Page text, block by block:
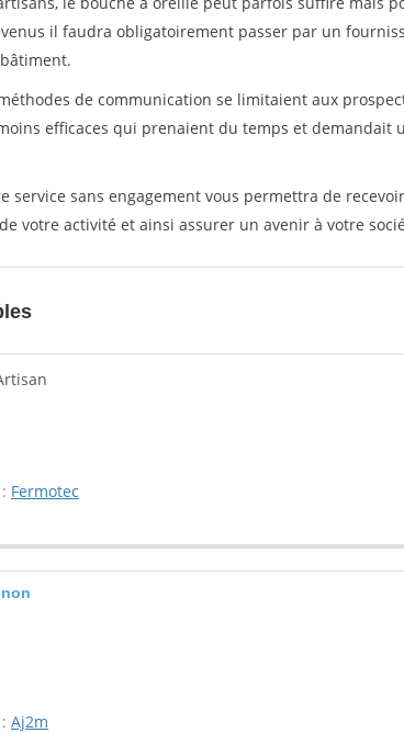
il faudra obligatoirement passer par un
de communication se limitaient aux
efficaces qui prenaient du temps et demandait
service sans engagement vous permettra de
votre activité et ainsi assurer un avenir à votre
Fermotec
Aj2m